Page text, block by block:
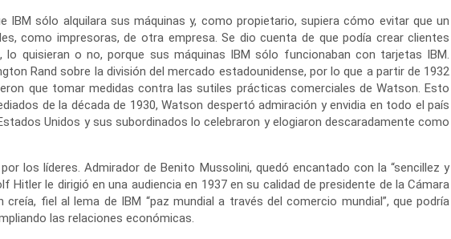
IBM sólo alquilara sus máquinas y, como propietario, supiera cómo evitar que un
como impresoras, de otra empresa. Se dio cuenta de que podía crear clientes
lo quisieran o no, porque sus máquinas IBM sólo funcionaban con tarjetas IBM.
Rand sobre la división del mercado estadounidense, por lo que a partir de 1932
que tomar medidas contra las sutiles prácticas comerciales de Watson. Esto
de la década de 1930, Watson despertó admiración y envidia en todo el país
Unidos y sus subordinados lo celebraron y elogiaron descaradamente como
los líderes. Admirador de Benito Mussolini, quedó encantado con la “sencillez y
Hitler le dirigió en una audiencia en 1937 en su calidad de presidente de la Cámara
fiel al lema de IBM “paz mundial a través del comercio mundial”, que podría
las relaciones económicas.